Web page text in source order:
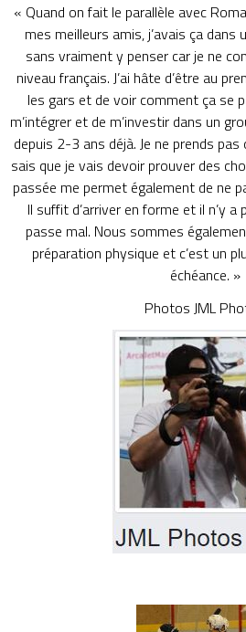
« Quand on fait le parallèle avec
mes meilleurs amis, j’avais ça
sans vraiment y penser car je ne
niveau français. J’ai hâte d’être au
les gars et de voir comment ça se
m’intégrer et de m’investir dans un
depuis 2-3 ans déjà. Je ne prends
sais que je vais devoir prouver des
passée me permet également de ne
Il suffit d’arriver en forme et il n’y a
passe mal. Nous sommes
préparation physique et c’est un
échéance. »
Photos JML